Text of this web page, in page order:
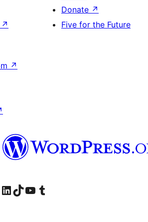
↗
Donate ↗
Five for the Future
↗
Instagram account
Visit our LinkedIn account
Visit our TikTok account
Visit our YouTube channel
Visit our Tumblr account